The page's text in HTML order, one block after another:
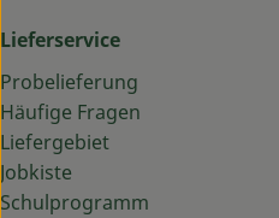
Lieferservice
Probelieferung
Häufige Fragen
Liefergebiet
Jobkiste
Schulprogramm